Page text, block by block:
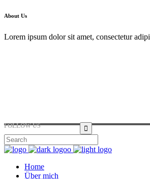
About Us
Lorem ipsum dolor sit amet, consectetur
FOLLOW US
Home
Über mich